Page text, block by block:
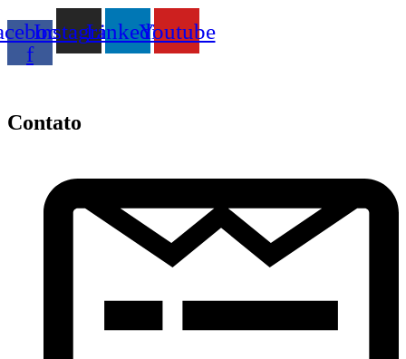
f
InstagramLinkedinYoutube
Contato